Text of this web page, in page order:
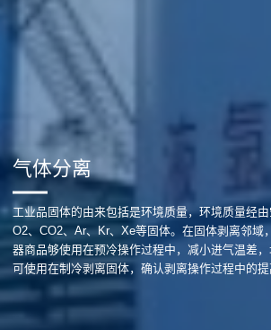
气体分离
工业品固体的由来包括是环境质量，环境质量经
O2、CO2、Ar、Kr、Xe等固体。在固体剥离邻域
器商品够使用在预冷操作过程中，减小进气温差
可使用在制冷剥离固体，确认剥离操作过程中的提